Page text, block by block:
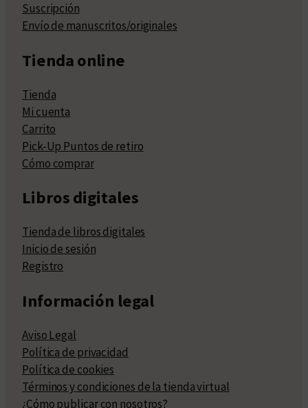
Suscripción
Envío de manuscritos/originales
Tienda online
Tienda
Mi cuenta
Carrito
Pick-Up Puntos de retiro
Cómo comprar
Libros digitales
Tienda de libros digitales
Inicio de sesión
Registro
Información legal
Aviso Legal
Política de privacidad
Política de cookies
Términos y condiciones de la tienda virtual
¿Cómo publicar con nosotros?